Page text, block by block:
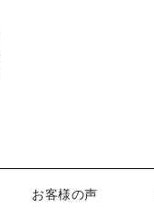
お客様の声